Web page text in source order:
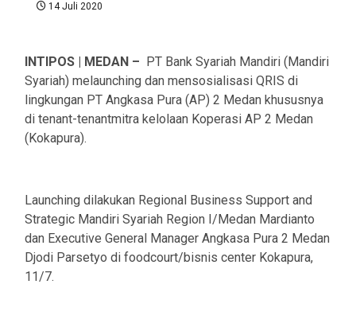
14 Juli 2020
INTIPOS | MEDAN –
PT Bank Syariah Mandiri (Mandiri
Syariah) melaunching dan mensosialisasi QRIS di
lingkungan PT Angkasa Pura (AP) 2 Medan khususnya
di tenant-tenantmitra kelolaan Koperasi AP 2 Medan
(Kokapura).
Launching dilakukan Regional Business Support and
Strategic Mandiri Syariah Region I/Medan Mardianto
dan Executive General Manager Angkasa Pura 2 Medan
Djodi Parsetyo di foodcourt/bisnis center Kokapura,
11/7.